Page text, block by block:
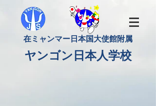
​在ミャンマー日本国大使館附属
​ヤンゴン日本人学校